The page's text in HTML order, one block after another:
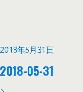
2018年5月31日
2018-05-31